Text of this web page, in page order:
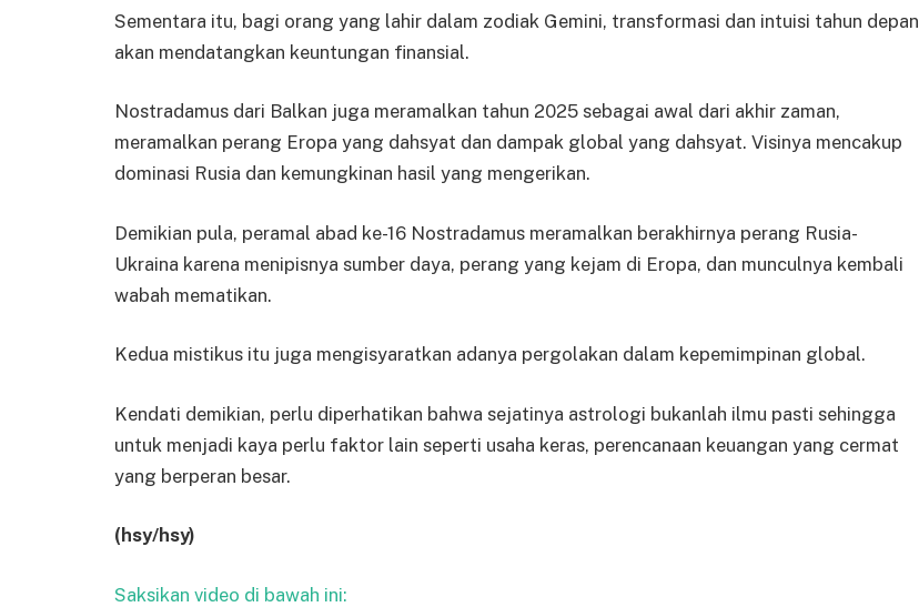
Sementara itu, bagi orang yang lahir dalam zodiak Gemini, transformasi dan intuisi tahun depan
akan mendatangkan keuntungan finansial.
Nostradamus dari Balkan juga meramalkan tahun 2025 sebagai awal dari akhir zaman,
meramalkan perang Eropa yang dahsyat dan dampak global yang dahsyat. Visinya mencakup
dominasi Rusia dan kemungkinan hasil yang mengerikan.
Demikian pula, peramal abad ke-16 Nostradamus meramalkan berakhirnya perang Rusia-
Ukraina karena menipisnya sumber daya, perang yang kejam di Eropa, dan munculnya kembali
wabah mematikan.
Kedua mistikus itu juga mengisyaratkan adanya pergolakan dalam kepemimpinan global.
Kendati demikian, perlu diperhatikan bahwa sejatinya astrologi bukanlah ilmu pasti sehingga
untuk menjadi kaya perlu faktor lain seperti usaha keras, perencanaan keuangan yang cermat
yang berperan besar.
(hsy/hsy)
Saksikan video di bawah ini: